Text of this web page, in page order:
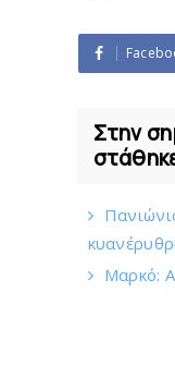
Στην
Mαρκό: